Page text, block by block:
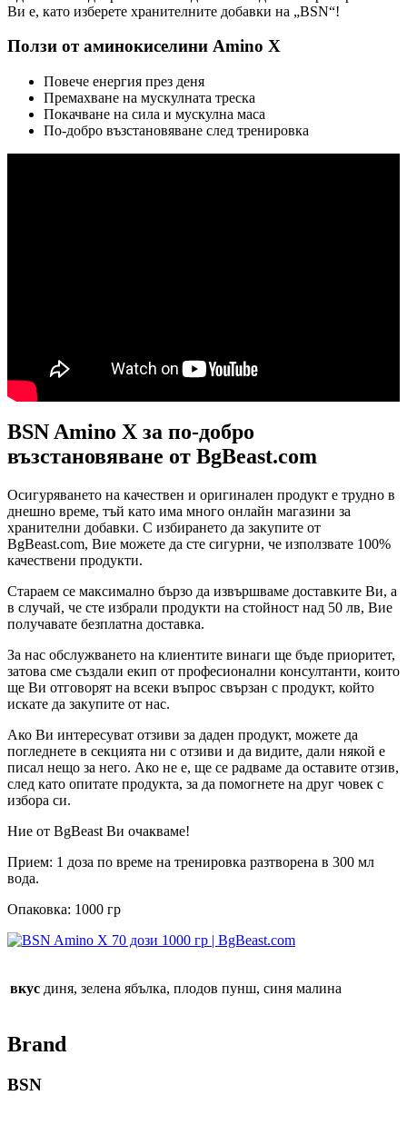
Ви е, като изберете хранителните добавки на „BSN“!
Ползи от аминокиселини Amino X
Повече енергия през деня
Премахване на мускулната треска
Покачване на сила и мускулна маса
По-добро възстановяване след тренировка
BSN Amino X за по-добро
възстановяване от BgBeast.com
Осигуряването на качествен и оригинален продукт е трудно в
днешно време, тъй като има много онлайн магазини за
хранителни добавки. С избирането да закупите от
BgBeast.com, Вие можете да сте сигурни, че използвате 100%
качествени продукти.
Стараем се максимално бързо да извършваме доставките Ви, а
в случай, че сте избрали продукти на стойност над 50 лв, Вие
получавате безплатна доставка.
За нас обслужването на клиентите винаги ще бъде приоритет,
затова сме създали екип от професионални консултанти, които
ще Ви отговорят на всеки въпрос свързан с продукт, който
искате да закупите от нас.
Ако Ви интересуват отзиви за даден продукт, можете да
погледнете в секцията ни с отзиви и да видите, дали някой е
писал нещо за него. Ако не е, ще се радваме да оставите отзив,
след като опитате продукта, за да помогнете на друг човек с
избора си.
Ние от BgBeast Ви очакваме!
Прием: 1 доза по време на тренировка разтворена в 300 мл
вода.
Опаковка: 1000 гр
вкус диня, зелена ябълка, плодов пунш, синя малина
Brand
BSN